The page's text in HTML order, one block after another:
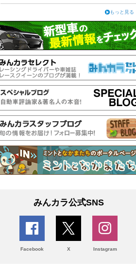
もっと見る
みんカラ公式SNS
Facebook X Instagram